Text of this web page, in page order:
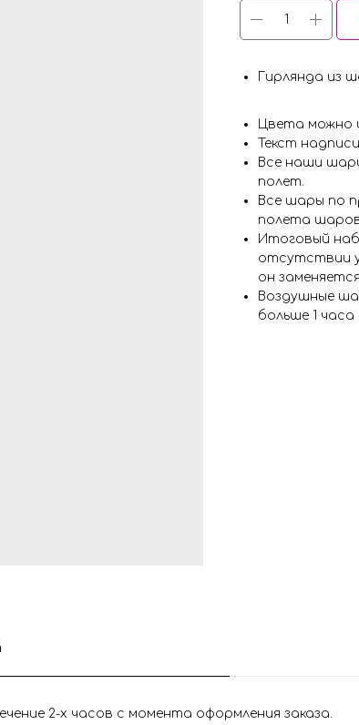
Гирлянда из
Цвета можно
Текст
Все наши
полет.
Все шары по
полета
Итоговый
отсутствии
он
Воздушные
больше 1 часа
2-х часов с момента оформления заказа.